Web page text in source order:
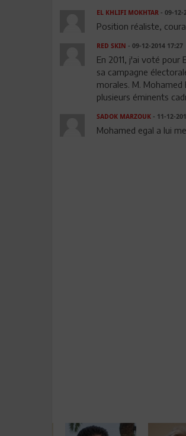
EL KHLIFI MOKHTAR- 09-12-
Position réaliste,
RED SKIN - 09-12-2014 17:27
En 2011, j'ai voté
sa campagne
morales. M.
plusieurs éminents
SADOK MARZOUK- 11-12-
Mohamed egal a lui